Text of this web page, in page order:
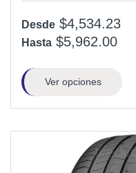
Desde $4,534.23
Hasta $5,962.00
Ver opciones